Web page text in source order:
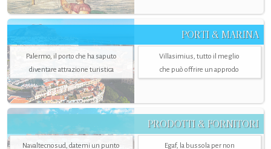
PORTI & MARINA
Palermo, il porto che ha saputo
diventare attrazione turistica
Villasimius, tutto il meglio
che può offrire un approdo
PRODOTTI & FORNITORI
Navaltecnosud, datemi un punto Egaf, la bussola per non